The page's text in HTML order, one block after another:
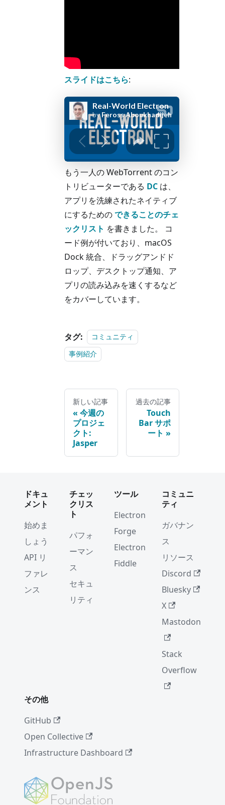
スライドはこちら:
もう一人の WebTorrent のコン
トリビューターである DC は、
アプリを洗練されたネイティブ
にするためのできることのチェ
ックリスト を書きました。 コ
ード例が付いており、macOS
Dock 統合、ドラッグアンドド
ロップ、デスクトップ通知、ア
プリの読み込みを速くするなど
をカバーしています。
タグ:
コミュニティ
事例紹介
新しい記事
今週の
プロジェ
クト:
Jasper
過去の記事
Touch
Bar サポ
ート
ドキュ
メント
始めま
しょう
API リ
ファレ
ンス
チェッ
クリス
ト
パフォ
ーマン
ス
セキュ
リティ
ツール
Electron
Forge
Electron
Fiddle
コミュニ
ティ
ガバナン
ス
リソース
Discord
Bluesky
X
Mastodon
Stack
Overflow
その他
GitHub
Open Collective
Infrastructure Dashboard